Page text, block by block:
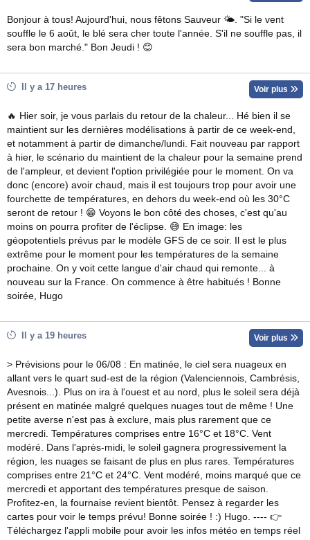
Bonjour à tous! Aujourd'hui, nous fêtons Sauveur 🌤. "Si le vent
souffle le 6 août, le blé sera cher toute l'année. S'il ne souffle pas, il
sera bon marché." Bon Jeudi ! 😊
Il y a 17 heures Voir plus
🔥 Hier soir, je vous parlais du retour de la chaleur... Hé bien il se
maintient sur les dernières modélisations à partir de ce week-end,
et notamment à partir de dimanche/lundi. Fait nouveau par rapport
à hier, le scénario du maintient de la chaleur pour la semaine prend
de l'ampleur, et devient l'option privilégiée pour le moment. On va
donc (encore) avoir chaud, mais il est toujours trop pour avoir une
fourchette de températures, en dehors du week-end où les 30°C
seront de retour ! 😁 Voyons le bon côté des choses, c'est qu'au
moins on pourra profiter de l'éclipse. 😅 En image: les
géopotentiels prévus par le modèle GFS de ce soir. Il est le plus
extrême pour le moment pour les températures de la semaine
prochaine. On y voit cette langue d'air chaud qui remonte... à
nouveau sur la France. On commence à être habitués ! Bonne
soirée, Hugo
Il y a 19 heures Voir plus
> Prévisions pour le 06/08 : En matinée, le ciel sera nuageux en
allant vers le quart sud-est de la région (Valenciennois, Cambrésis,
Avesnois...). Plus on ira à l'ouest et au nord, plus le soleil sera déjà
présent en matinée malgré quelques nuages tout de même ! Une
petite averse n'est pas à exclure, mais plus rarement que ce
mercredi. Températures comprises entre 16°C et 18°C. Vent
modéré. Dans l'après-midi, le soleil gagnera progressivement la
région, les nuages se faisant de plus en plus rares. Températures
comprises entre 21°C et 24°C. Vent modéré, moins marqué que ce
mercredi et apportant des températures presque de saison.
Profitez-en, la fournaise revient bientôt. Pensez à regarder les
cartes pour voir le temps prévu! Bonne soirée ! :) Hugo. ---- 👉
Téléchargez l'appli mobile pour avoir les infos météo en temps réel